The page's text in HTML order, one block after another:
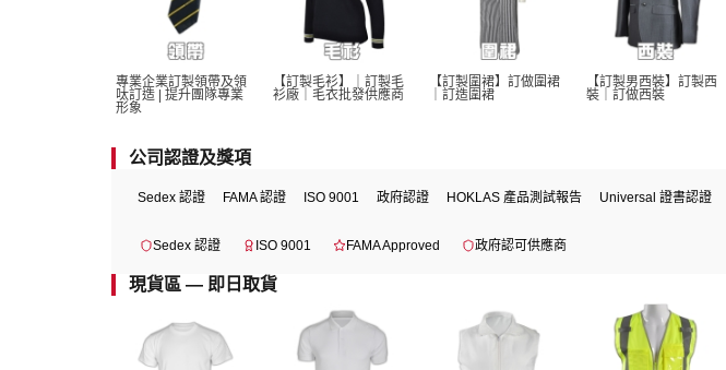
專業企業訂製領帶及領
呔訂造 | 提升團隊專業
形象
【訂製毛衫】｜訂製毛
衫廠｜毛衣批發供應商
【訂製圍裙】訂做圍裙
｜訂造圍裙
【訂製男西裝】訂製西
裝｜訂做西裝
公司認證及獎項
Sedex 認證 FAMA 認證 ISO 9001 政府認證 HOKLAS 產品測試報告 Universal 證書認證
Sedex 認證 ISO 9001 FAMA Approved 政府認可供應商
現貨區 — 即日取貨